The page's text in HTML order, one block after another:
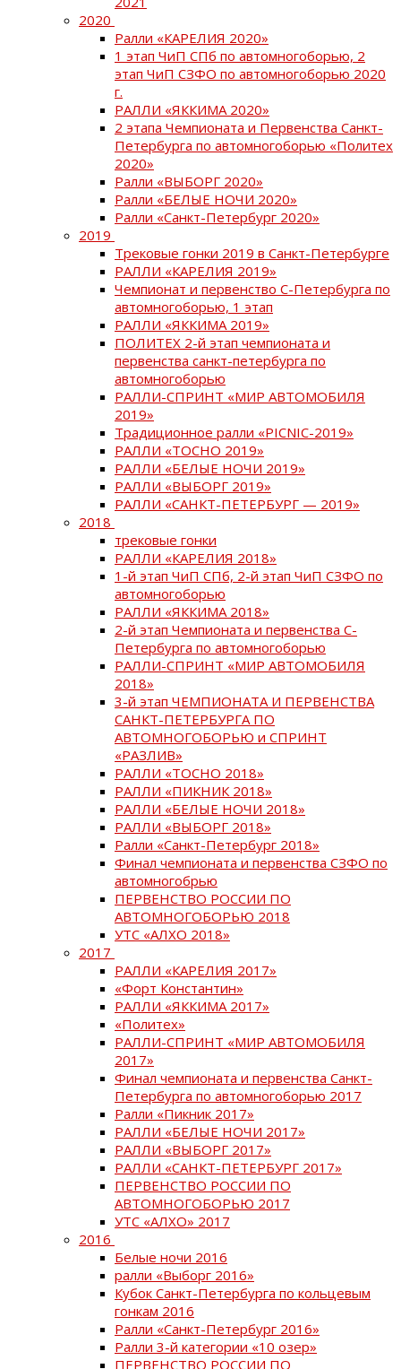
2020
Ралли «КАРЕЛИЯ 2020»
1 этап ЧиП СПб по автомногоборью, 2
этап ЧиП СЗФО по автомногоборью 2020
г.
РАЛЛИ «ЯККИМА 2020»
2 этапа Чемпионата и Первенства Санкт-
Петербурга по автомногоборью «Политех
2020»
Ралли «ВЫБОРГ 2020»
Ралли «БЕЛЫЕ НОЧИ 2020»
Ралли «Санкт-Петербург 2020»
2019
Трековые гонки 2019 в Санкт-Петербурге
РАЛЛИ «КАРЕЛИЯ 2019»
Чемпионат и первенство С-Петербурга по
автомногоборью, 1 этап
РАЛЛИ «ЯККИМА 2019»
ПОЛИТЕХ 2-й этап чемпионата и
первенства санкт-петербурга по
автомногоборью
РАЛЛИ-СПРИНТ «МИР АВТОМОБИЛЯ
2019»
Традиционное ралли «PICNIC-2019»
РАЛЛИ «ТОСНО 2019»
РАЛЛИ «БЕЛЫЕ НОЧИ 2019»
РАЛЛИ «ВЫБОРГ 2019»
РАЛЛИ «САНКТ-ПЕТЕРБУРГ — 2019»
2018
трековые гонки
РАЛЛИ «КАРЕЛИЯ 2018»
1-й этап ЧиП СПб, 2-й этап ЧиП СЗФО по
автомногоборью
РАЛЛИ «ЯККИМА 2018»
2-й этап Чемпионата и первенства С-
Петербурга по автомногоборью
РАЛЛИ-СПРИНТ «МИР АВТОМОБИЛЯ
2018»
3-й этап ЧЕМПИОНАТА И ПЕРВЕНСТВА
САНКТ-ПЕТЕРБУРГА ПО
АВТОМНОГОБОРЬЮ и СПРИНТ
«РАЗЛИВ»
РАЛЛИ «ТОСНО 2018»
РАЛЛИ «ПИКНИК 2018»
РАЛЛИ «БЕЛЫЕ НОЧИ 2018»
РАЛЛИ «ВЫБОРГ 2018»
Ралли «Санкт-Петербург 2018»
Финал чемпионата и первенства СЗФО по
автомногобрью
ПЕРВЕНСТВО РОССИИ ПО
АВТОМНОГОБОРЬЮ 2018
УТС «АЛХО 2018»
2017
РАЛЛИ «КАРЕЛИЯ 2017»
«Форт Константин»
РАЛЛИ «ЯККИМА 2017»
«Политех»
РАЛЛИ-СПРИНТ «МИР АВТОМОБИЛЯ
2017»
Финал чемпионата и первенства Санкт-
Петербурга по автомногоборью 2017
Ралли «Пикник 2017»
РАЛЛИ «БЕЛЫЕ НОЧИ 2017»
РАЛЛИ «ВЫБОРГ 2017»
РАЛЛИ «САНКТ-ПЕТЕРБУРГ 2017»
ПЕРВЕНСТВО РОССИИ ПО
АВТОМНОГОБОРЬЮ 2017
УТС «АЛХО» 2017
2016
Белые ночи 2016
ралли «Выборг 2016»
Кубок Санкт-Петербурга по кольцевым
гонкам 2016
Ралли «Санкт-Петербург 2016»
Ралли 3-й категории «10 озер»
ПЕРВЕНСТВО РОССИИ ПО